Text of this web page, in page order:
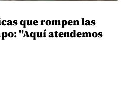
que rompen las
"Aquí atendemos